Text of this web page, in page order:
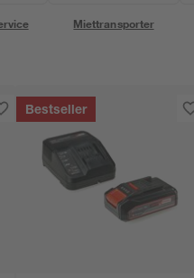
Miettransporter
Bestseller